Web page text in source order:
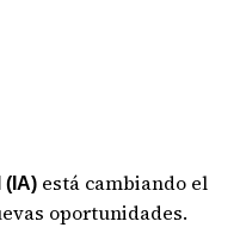
(IA) está cambiando el
oportunidades.